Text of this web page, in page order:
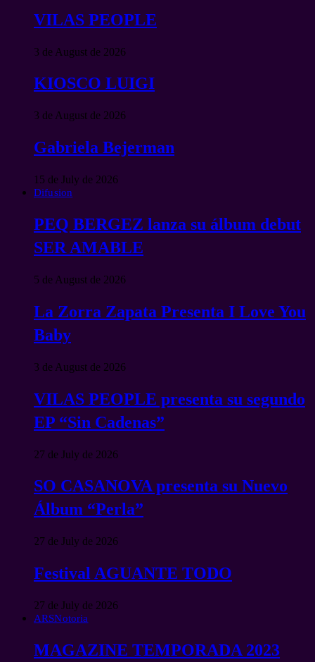
VILAS PEOPLE
3 de August de 2026
KIOSCO LUIGI
3 de August de 2026
Gabriela Bejerman
15 de July de 2026
Difusion
PEQ BERGEZ lanza su álbum debut
SER AMABLE
5 de August de 2026
La Zorra Zapata Presenta I Love You
Baby
3 de August de 2026
VILAS PEOPLE presenta su segundo
EP “Sin Cadenas”
27 de July de 2026
SO CASANOVA presenta su Nuevo
Álbum “Perla”
27 de July de 2026
Festival AGUANTE TODO
27 de July de 2026
ARSNotoria
MAGAZINE TEMPORADA 2023